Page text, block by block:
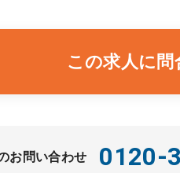
この求人に問
お問い合わせ 0120-